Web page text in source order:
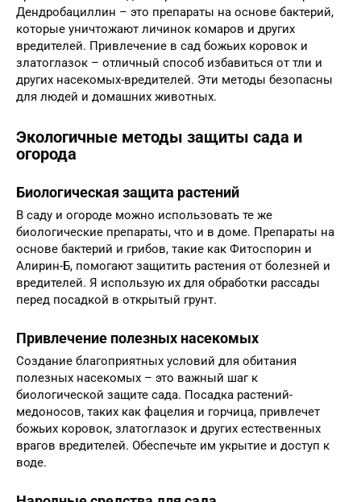
Дендробациллин – это препараты на основе бактерий,
которые уничтожают личинок комаров и других
вредителей. Привлечение в сад божьих коровок и
златоглазок – отличный способ избавиться от тли и
других насекомых-вредителей. Эти методы безопасны
для людей и домашних животных.
Экологичные методы защиты сада и
огорода
Биологическая защита растений
В саду и огороде можно использовать те же
биологические препараты, что и в доме. Препараты на
основе бактерий и грибов, такие как Фитоспорин и
Алирин-Б, помогают защитить растения от болезней и
вредителей. Я использую их для обработки рассады
перед посадкой в открытый грунт.
Привлечение полезных насекомых
Создание благоприятных условий для обитания
полезных насекомых – это важный шаг к
биологической защите сада. Посадка растений-
медоносов, таких как фацелия и горчица, привлечет
божьих коровок, златоглазок и других естественных
врагов вредителей. Обеспечьте им укрытие и доступ к
воде.